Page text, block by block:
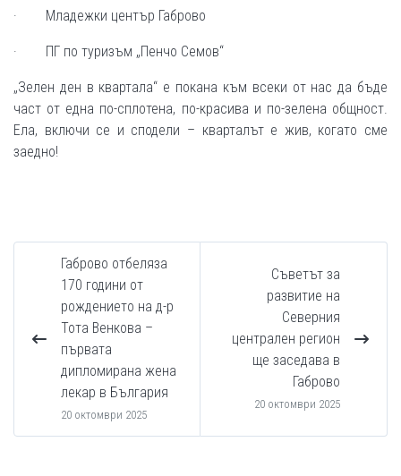
· Младежки център Габрово
· ПГ по туризъм „Пенчо Семов“
„Зелен ден в квартала“ е покана към всеки от нас да бъде
част от една по-сплотена, по-красива и по-зелена общност.
Ела, включи се и сподели – кварталът е жив, когато сме
заедно!
Габрово отбеляза
170 години от
рождението на д-р
Тота Венкова –
първата
дипломирана жена
лекар в България
20 октомври 2025
Съветът за
развитие на
Северния
централен регион
ще заседава в
Габрово
20 октомври 2025